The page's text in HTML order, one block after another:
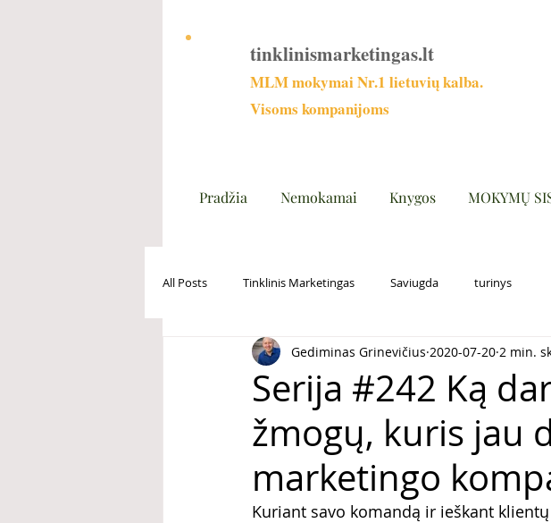
tinklinismarketingas.lt
MLM mokymai Nr.1 lietuvių kalba.
Visoms kompanijoms
Pradžia Nemokamai Knygos MOKYMŲ
All Posts Tinklinis Marketingas Saviugda turinys
Serija #242 Ką
žmogų, kuris jau
marketingo
Gediminas Grinevičius 2020-07-20 2 min.
Kuriant savo komandą ir ieškant